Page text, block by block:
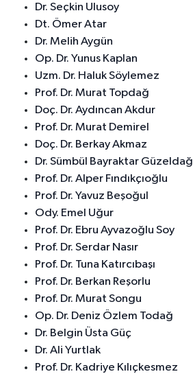
Dr. Seçkin Ulusoy
Dt. Ömer Atar
Dr. Melih Aygün
Op. Dr. Yunus Kaplan
Uzm. Dr. Haluk Söylemez
Prof. Dr. Murat Topdağ
Doç. Dr. Aydıncan Akdur
Prof. Dr. Murat Demirel
Doç. Dr. Berkay Akmaz
Dr. Sümbül Bayraktar Güzeldağ
Prof. Dr. Alper Fındıkçıoğlu
Prof. Dr. Yavuz Beşoğul
Ody. Emel Uğur
Prof. Dr. Ebru Ayvazoğlu Soy
Prof. Dr. Serdar Nasır
Prof. Dr. Tuna Katırcıbaşı
Prof. Dr. Berkan Reşorlu
Prof. Dr. Murat Songu
Op. Dr. Deniz Özlem Todağ
Dr. Belgin Üsta Güç
Dr. Ali Yurtlak
Prof. Dr. Kadriye Kılıçkesmez